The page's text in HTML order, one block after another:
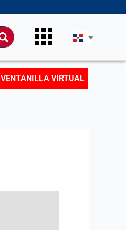
VENTANILLA VIRTUAL